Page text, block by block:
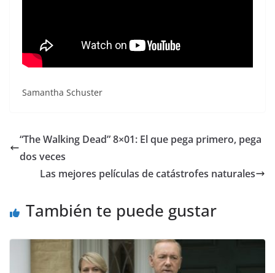
Samantha Schuster
“The Walking Dead” 8×01: El que pega primero, pega
dos veces
Las mejores películas de catástrofes naturales
También te puede gustar